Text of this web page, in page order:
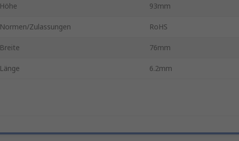
Höhe 93mm
Normen/Zulassungen RoHS
Breite 76mm
Länge 6.2mm